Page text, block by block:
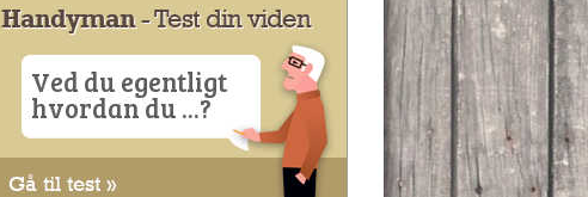
Handyman- Test din viden
Ved du egentligt
hvordan du ...?
Gå til test »